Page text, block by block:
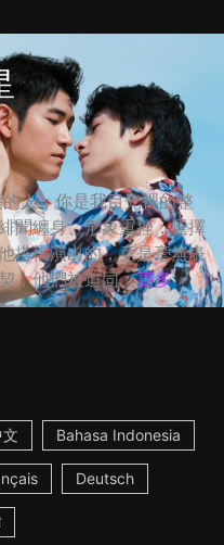
人，你是我目光裡的整
聞纏身、形象重挫，選擇
搭檔演出的，竟是毫無表
，他們被迫同... 更多
Bahasa Indonesia
Deutsch